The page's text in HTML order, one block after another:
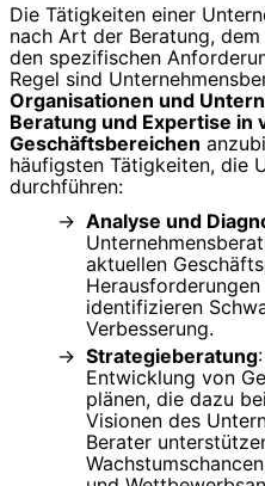
Die Tätigkeiten einer
nach Art der Beratung,
den spezifischen
Regel sind
Organisationen und
Beratung und Expertise in
Geschäftsbereichen
häufigsten Tätigkeiten, die
durchführen:
Analyse und
aktuellen
identifizieren
Verbesserung.
Strategieberatung
Entwicklung von
plänen, die dazu
Visionen des
Berater